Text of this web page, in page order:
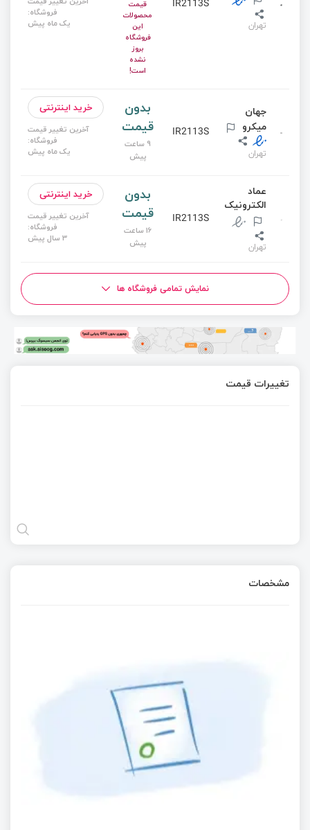
تهران
IR2113S
قیمت
محصولات
این
فروشگاه
بروز
نشده
است!
فروشگاه:
یک ماه پیش
جهان
میکرو
تهران
IR2113S
بدون
قیمت
9 ساعت
پیش
خرید اینترنتی
آخرین تغییر قیمت
فروشگاه:
یک ماه پیش
عماد
الکترونیک
تهران
IR2113S
بدون
قیمت
16 ساعت
پیش
خرید اینترنتی
آخرین تغییر قیمت
فروشگاه:
3 سال پیش
نمایش تمامی فروشگاه ها
تغییرات قیمت
مشخصات